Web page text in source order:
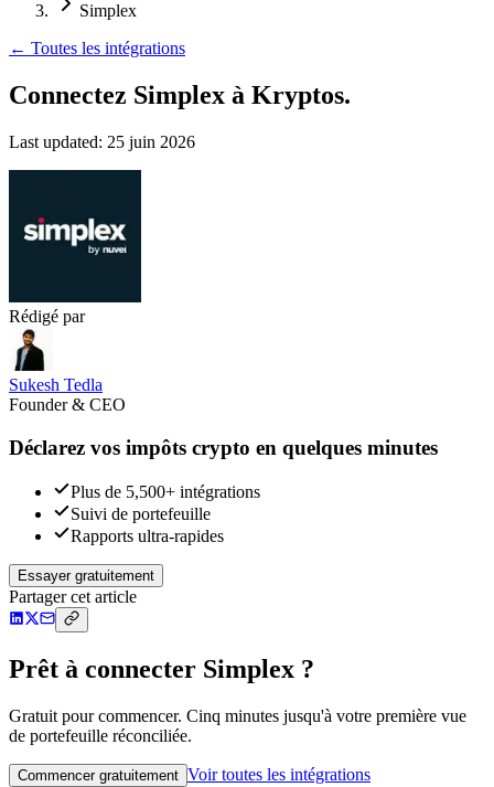
Simplex
← Toutes les intégrations
Connectez Simplex à Kryptos.
Last updated: 25 juin 2026
Rédigé par
Sukesh Tedla
Founder & CEO
Déclarez vos impôts crypto en quelques minutes
Plus de 5,500+ intégrations
Suivi de portefeuille
Rapports ultra-rapides
Essayer gratuitement
Partager cet article
Prêt à connecter Simplex ?
Gratuit pour commencer. Cinq minutes jusqu'à votre première vue
de portefeuille réconciliée.
Commencer gratuitement Voir toutes les intégrations